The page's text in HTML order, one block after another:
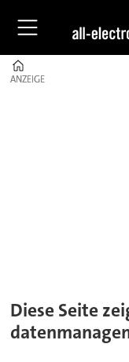
ANZEIGE
ANZEIGE
Diese Seite